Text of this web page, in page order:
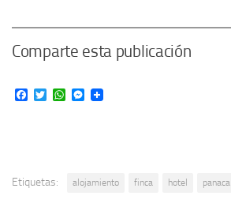
Comparte esta publicación
Facebook
TwitterWhatsApp
Messenger
Etiquetas: alojamiento finca hotel panaca